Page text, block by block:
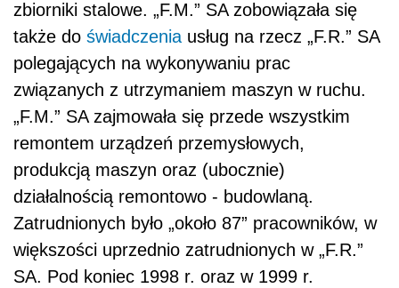
zbiorniki stalowe. „F.M.” SA zobowiązała się
także do świadczeniausług na rzecz „F.R.” SA
polegających na wykonywaniu prac
związanych z utrzymaniem maszyn w ruchu.
„F.M.” SA zajmowała się przede wszystkim
remontem urządzeń przemysłowych,
produkcją maszyn oraz (ubocznie)
działalnością remontowo - budowlaną.
Zatrudnionych było „około 87” pracowników, w
większości uprzednio zatrudnionych w „F.R.”
SA. Pod koniec 1998 r. oraz w 1999 r.